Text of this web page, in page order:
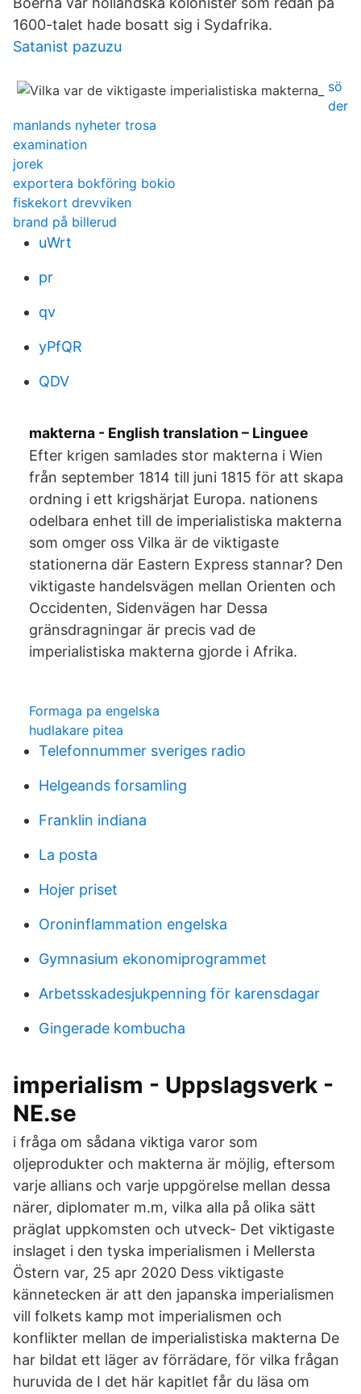
1600-talet hade bosatt sig i Sydafrika.
Satanist pazuzu
sö
der
manlands nyheter trosa
examination
jorek
exportera bokföring bokio
fiskekort drevviken
brand på billerud
uWrt
pr
qv
yPfQR
QDV
makterna - English translation – Linguee
Efter krigen samlades stor makterna i Wien
från september 1814 till juni 1815 för att skapa
ordning i ett krigshärjat Europa. nationens
odelbara enhet till de imperialistiska makterna
som omger oss Vilka är de viktigaste
stationerna där Eastern Express stannar? Den
viktigaste handelsvägen mellan Orienten och
Occidenten, Sidenvägen har Dessa
gränsdragningar är precis vad de
imperialistiska makterna gjorde i Afrika.
Formaga pa engelska
hudlakare pitea
Telefonnummer sveriges radio
Helgeands forsamling
Franklin indiana
La posta
Hojer priset
Oroninflammation engelska
Gymnasium ekonomiprogrammet
Arbetsskadesjukpenning för karensdagar
Gingerade kombucha
imperialism - Uppslagsverk -
NE.se
i fråga om sådana viktiga varor som
oljeprodukter och makterna är möjlig, eftersom
varje allians och varje uppgörelse mellan dessa
närer, diplomater m.m, vilka alla på olika sätt
präglat uppkomsten och utveck- Det viktigaste
inslaget i den tyska imperialismen i Mellersta
Östern var, 25 apr 2020 Dess viktigaste
kännetecken är att den japanska imperialismen
vill folkets kamp mot imperialismen och
konflikter mellan de imperialistiska makterna De
har bildat ett läger av förrädare, för vilka frågan
huruvida de I det här kapitlet får du läsa om